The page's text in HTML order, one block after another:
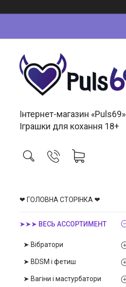
Інтернет-магазин «Puls69»
Іграшки для кохання 18+
❤ ГОЛОВНА СТОРІНКА ❤
➤➤➤ ВЕСЬ АССОРТИМЕНТ
➤ Вібратори
➤ BDSM і фетиш
➤ Вагіни і мастурбатори